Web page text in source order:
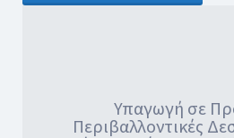
Υπαγωγή σε
Περιβαλλοντικές